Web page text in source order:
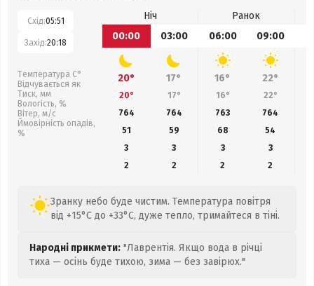
Схід:05:51
Захід:20:18
Температура С°
Відчувається як
Тиск, мм
Вологість, %
Вітер, м/с
Ймовірність опадів,
%
Ніч
Ранок
00:00
03:00 06:00 09:00
20° 17° 16° 22°
20° 17° 16° 22°
764
764 763 764
51
59 68 54
3
3 3
3
2
2 2 2
Зранку небо буде чистим. Температура повітря
від +15°C до +33°C, дуже тепло, тримайтеся в тіні.
Народні прикмети: "Лаврентія. Якщо вода в річці
тиха — осінь буде тихою, зима — без завірюх."